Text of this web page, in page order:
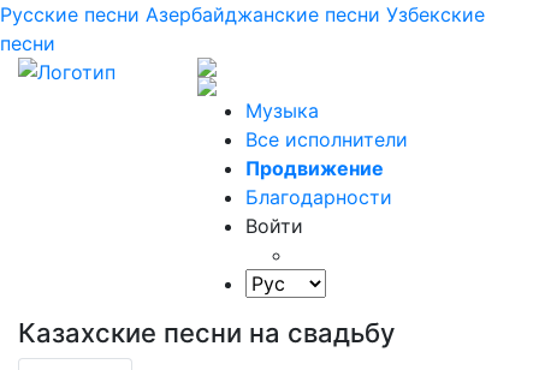
Русские песни Азербайджанские песни Узбекские
песни
Музыка
Все исполнители
Продвижение
Благодарности
Войти
Казахские песни на свадьбу